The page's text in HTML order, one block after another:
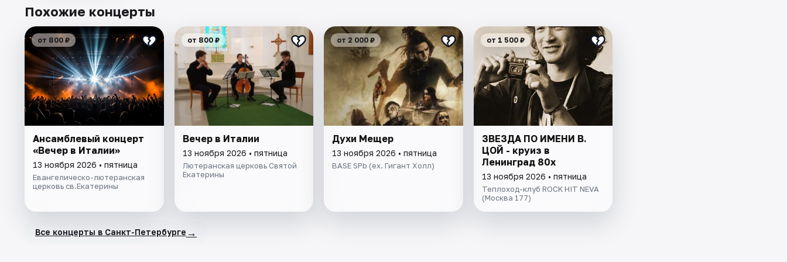
Похожие концерты
от 800 ₽
Ансамблевый концерт
«Вечер в Италии»
13 ноября 2026 • пятница
Евангелическо-лютеранская
церковь св.Екатерины
от 800 ₽
Вечер в Италии
13 ноября 2026 • пятница
Лютеранская церковь Святой
Екатерины
от 2 000 ₽
Духи Мещер
13 ноября 2026 • пятница
BASE SPb (ex. Гигант Холл)
от 1 500 ₽
ЗВЕЗДА ПО ИМЕНИ В.
ЦОЙ - круиз в
Ленинград 80х
13 ноября 2026 • пятница
Теплоход-клуб ROCK HIT NEVA
(Москва 177)
Все концерты в Санкт-Петербурге →